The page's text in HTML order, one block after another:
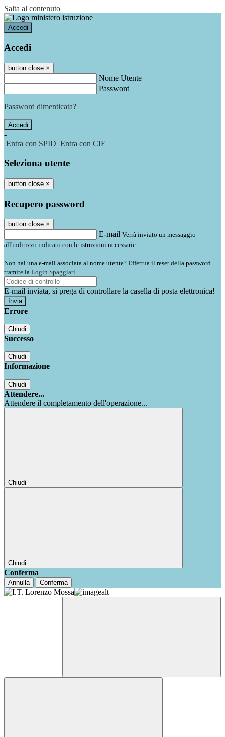
Salta al contenuto
Accedi
Accedi
button close ×
Nome Utente
Password
Password dimenticata?
-
Entra con SPID Entra con CIE
Seleziona utente
button close ×
Recupero password
button close ×
E-mail Verrà inviato un messaggio
all'indirizzo indicato con le istruzioni necessarie.
Non hai una e-mail associata al nome utente? Effettua il reset della password
tramite la Login Spaggiari
E-mail inviata, si prega di controllare la casella di posta elettronica!
Errore
Chiudi
Successo
Chiudi
Informazione
Chiudi
Attendere...
Attendere il completamento dell'operazione...
Chiudi
Chiudi
Conferma
Annulla Conferma